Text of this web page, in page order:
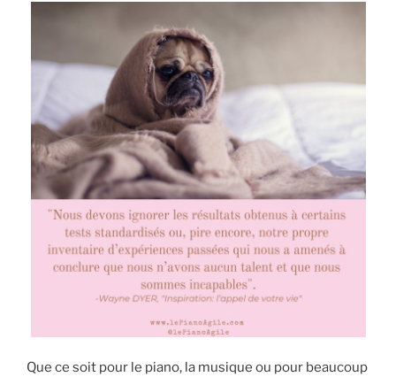
15
ans
qui
voulait
apprendre
le
piano »
Que ce soit pour le piano, la musique ou pour beaucoup